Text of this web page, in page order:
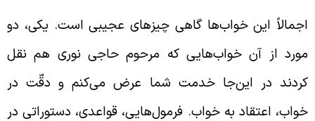
این خواب‌ها گاهی چیزهای عجیبی است. یکی، دو
از آن خواب‌هایی که مرحوم حاجی نوری هم نقل
در این‌جا خدمت شما عرض می‌کنم و دقّت در
اعتقاد به خواب. فرمول‌هایی، قواعدی، دستوراتی در